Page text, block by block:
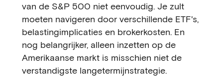
van de S&P 500 niet eenvoudig. Je zult
moeten navigeren door verschillende ETF's,
belastingimplicaties en brokerkosten. En
nog belangrijker, alleen inzetten op de
Amerikaanse markt is misschien niet de
verstandigste langetermijnstrategie.